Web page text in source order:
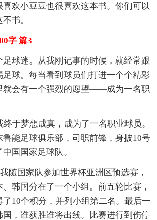
欢小豆豆也很喜欢这本书。你们可以
书。
字 篇3
足球迷。从我刚记事的时候，就经常跟
球。每当看到球员们打进一个个精彩
就会有一个强烈的愿望——成为一名职
终于梦想成真，成为了一名职业球员。
能足球俱乐部，司职前锋，身披10号
国国家足球队。
随国家队参加世界杯亚洲区预选赛，
韩国分在了一个小组。前五轮比赛，
10个积分，并列小组第二名。最后一
，谁获胜谁将出线。比赛进行到伤停